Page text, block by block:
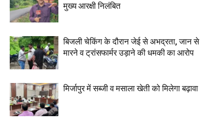
मुख्य आरक्षी निलंबित
बिजली चेकिंग के दौरान जेई से अभद्रता, जान से
मारने व ट्रांसफार्मर उड़ाने की धमकी का आरोप
मिर्जापुर में सब्जी व मसाला खेती को मिलेगा बढ़ावा